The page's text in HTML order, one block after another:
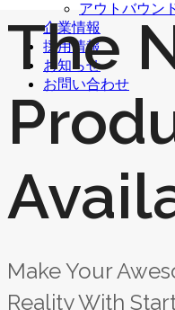
アウトバウン
企業情報
採用情報
お知らせ
お問い合わせ
The
Make Your
Reality With